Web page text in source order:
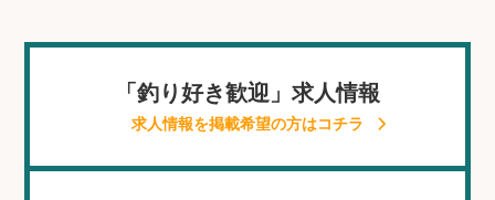
「釣り好き歓迎」求人情報
求人情報を掲載希望の方はコチラ